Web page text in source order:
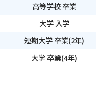
高等学校 卒業
大学 入学
短期大学 卒業(2年)
大学 卒業(4年)